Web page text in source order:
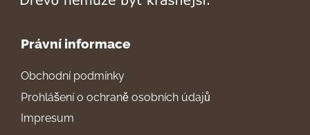
Právní informace
Obchodní podmínky
Prohlášení o ochraně osobních údajů
Impresum